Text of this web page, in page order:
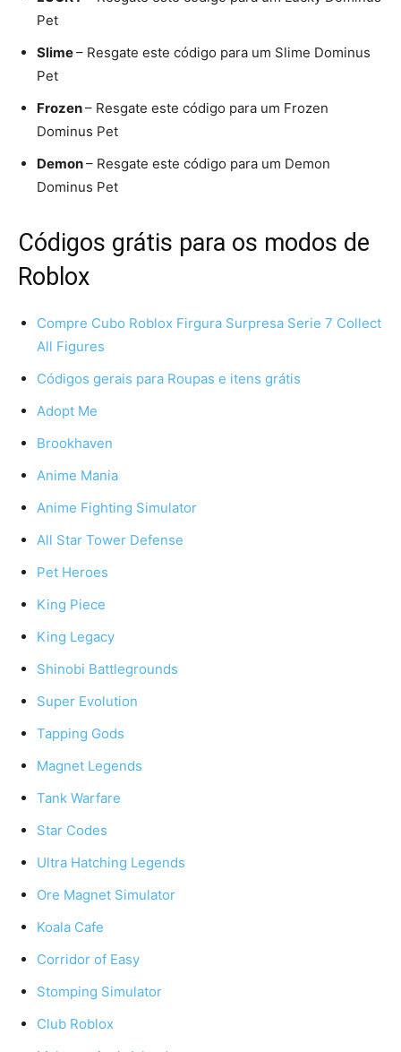
Pet
Slime– Resgate este código para um Slime Dominus
Pet
Frozen– Resgate este código para um Frozen
Dominus Pet
Demon– Resgate este código para um Demon
Dominus Pet
Códigos grátis para os modos de
Roblox
Compre Cubo Roblox Firgura Surpresa Serie 7 Collect
All Figures
Códigos gerais para Roupas e itens grátis
Adopt Me
Brookhaven
Anime Mania
Anime Fighting Simulator
All Star Tower Defense
Pet Heroes
King Piece
King Legacy
Shinobi Battlegrounds
Super Evolution
Tapping Gods
Magnet Legends
Tank Warfare
Star Codes
Ultra Hatching Legends
Ore Magnet Simulator
Koala Cafe
Corridor of Easy
Stomping Simulator
Club Roblox